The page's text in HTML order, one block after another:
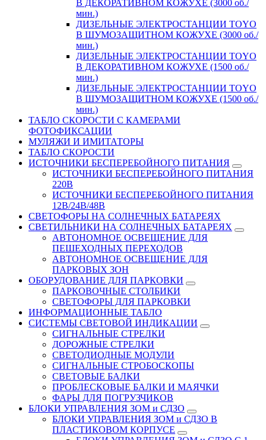
В ДЕКОРАТИВНОМ КОЖУХЕ (3000 об./
мин.)
ДИЗЕЛЬНЫЕ ЭЛЕКТРОСТАНЦИИ TOYO
В ШУМОЗАЩИТНОМ КОЖУХЕ (3000 об./
мин.)
ДИЗЕЛЬНЫЕ ЭЛЕКТРОСТАНЦИИ TOYO
В ДЕКОРАТИВНОМ КОЖУХЕ (1500 об./
мин.)
ДИЗЕЛЬНЫЕ ЭЛЕКТРОСТАНЦИИ TOYO
В ШУМОЗАЩИТНОМ КОЖУХЕ (1500 об./
мин.)
ТАБЛО СКОРОСТИ С КАМЕРАМИ
ФОТОФИКСАЦИИ
МУЛЯЖИ И ИМИТАТОРЫ
ТАБЛО СКОРОСТИ
ИСТОЧНИКИ БЕСПЕРЕБОЙНОГО ПИТАНИЯ
ИСТОЧНИКИ БЕСПЕРЕБОЙНОГО ПИТАНИЯ
220В
ИСТОЧНИКИ БЕСПЕРЕБОЙНОГО ПИТАНИЯ
12В/24В/48В
СВЕТОФОРЫ НА СОЛНЕЧНЫХ БАТАРЕЯХ
СВЕТИЛЬНИКИ НА СОЛНЕЧНЫХ БАТАРЕЯХ
АВТОНОМНОЕ ОСВЕЩЕНИЕ ДЛЯ
ПЕШЕХОДНЫХ ПЕРЕХОДОВ
АВТОНОМНОЕ ОСВЕЩЕНИЕ ДЛЯ
ПАРКОВЫХ ЗОН
ОБОРУДОВАНИЕ ДЛЯ ПАРКОВКИ
ПАРКОВОЧНЫЕ СТОЛБИКИ
СВЕТОФОРЫ ДЛЯ ПАРКОВКИ
ИНФОРМАЦИОННЫЕ ТАБЛО
CИСТЕМЫ СВЕТОВОЙ ИНДИКАЦИИ
СИГНАЛЬНЫЕ СТРЕЛКИ
ДОРОЖНЫЕ СТРЕЛКИ
СВЕТОДИОДНЫЕ МОДУЛИ
СИГНАЛЬНЫЕ СТРОБОСКОПЫ
СВЕТОВЫЕ БАЛКИ
ПРОБЛЕСКОВЫЕ БАЛКИ И МАЯЧКИ
ФАРЫ ДЛЯ ПОГРУЗЧИКОВ
БЛОКИ УПРАВЛЕНИЯ ЗОМ и СДЗО
БЛОКИ УПРАВЛЕНИЯ ЗОМ и СДЗО В
ПЛАСТИКОВОМ КОРПУСЕ